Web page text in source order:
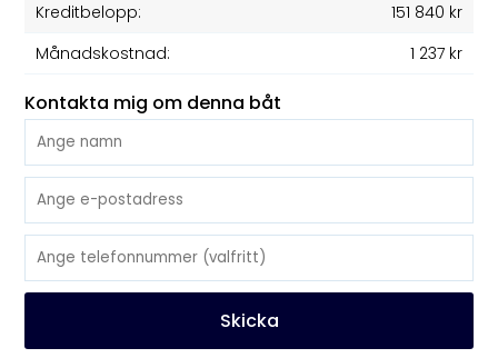
Kreditbelopp:
151 840 kr
Månadskostnad:
1 237 kr
Kontakta mig om denna båt
Skicka